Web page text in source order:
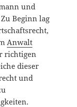
und
Beginn lag
Anwalt
richtigen
dieser
und